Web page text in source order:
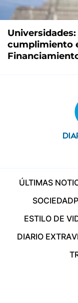
cumplimiento
ÚLTIMAS
SOCIEDAD
ESTILO DE
DIARIO EXTRA